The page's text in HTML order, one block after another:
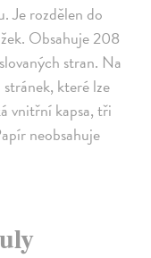
Je rozdělen do
Obsahuje 208
stran. Na
které lze
vnitřní kapsa, tři
neobsahuje